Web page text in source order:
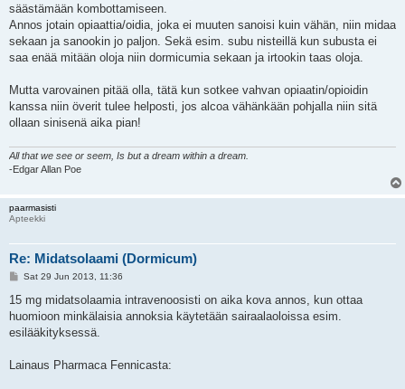
säästämään kombottamiseen.
Annos jotain opiaattia/oidia, joka ei muuten sanoisi kuin vähän, niin midaa
sekaan ja sanookin jo paljon. Sekä esim. subu nisteillä kun subusta ei
saa enää mitään oloja niin dormicumia sekaan ja irtookin taas oloja.
Mutta varovainen pitää olla, tätä kun sotkee vahvan opiaatin/opioidin
kanssa niin överit tulee helposti, jos alcoa vähänkään pohjalla niin sitä
ollaan sinisenä aika pian!
All that we see or seem, Is but a dream within a dream.
-Edgar Allan Poe
paarmasisti
Apteekki
Re: Midatsolaami (Dormicum)
P
s
Sat 29 Jun 2013, 11:36
15 mg midatsolaamia intravenoosisti on aika kova annos, kun ottaa
huomioon minkälaisia annoksia käytetään sairaalaoloissa esim.
esilääkityksessä.
Lainaus Pharmaca Fennicasta: